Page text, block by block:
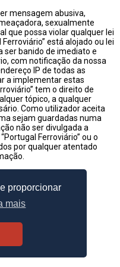
proporcionar
mais
mensagem abusiva,
sexualmente
que possa violar qualquer lei
está alojado ou lei
ser banido de imediato e
com notificação da nossa
IP de todas as
a implementar estas
tem o direito de
tópico, a qualquer
Como utilizador aceita
sejam guardadas numa
não ser divulgada a
Ferroviário” ou o
por qualquer atentado